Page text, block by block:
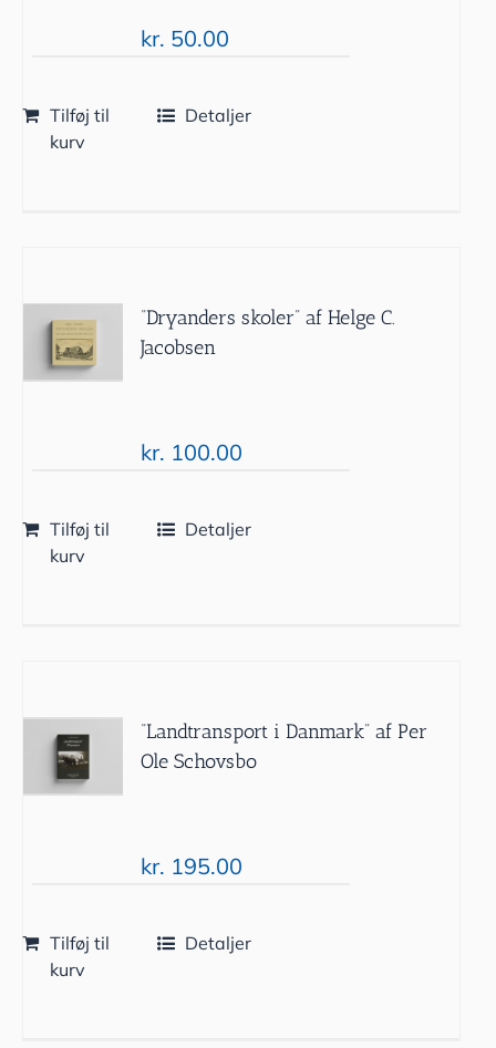
kr. 50.00
Tilføj til
kurv
Detaljer
“Dryanders skoler” af Helge C.
Jacobsen
kr. 100.00
Tilføj til
kurv
Detaljer
“Landtransport i Danmark” af Per
Ole Schovsbo
kr. 195.00
Tilføj til
kurv
Detaljer